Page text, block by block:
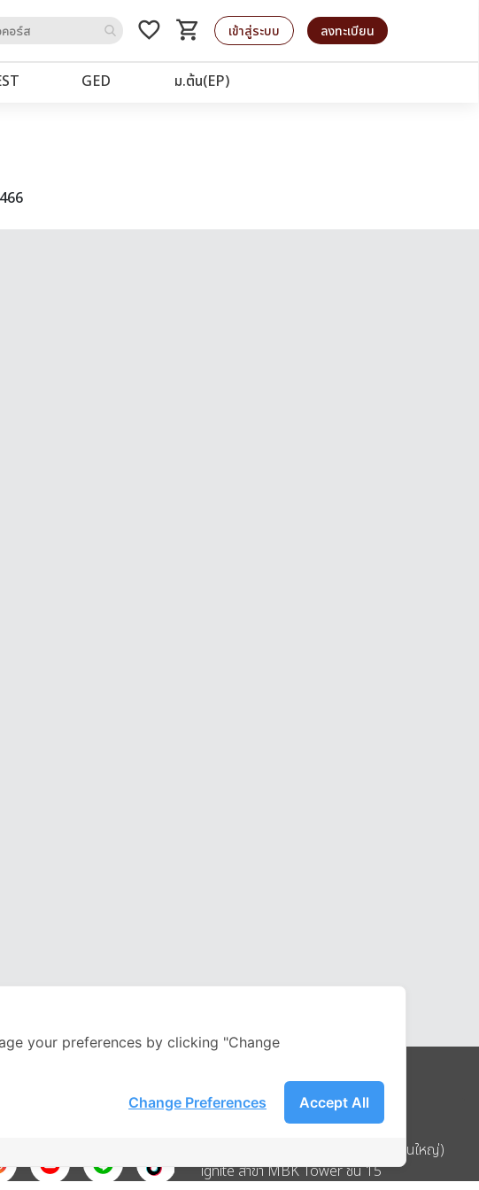
favorite_border shopping_cart
รถเข็น เข้าสู่ระบบ ลงทะเบียน
GED ม.ต้น(EP)
Address
บริษัท อิกไนท์ เอ สตาร์ จำกัด (สำนักงานใหญ่)
ignite สาขา MBK Tower ชั้น 15
your preferences by clicking "Change
Accept All
Change Preferences